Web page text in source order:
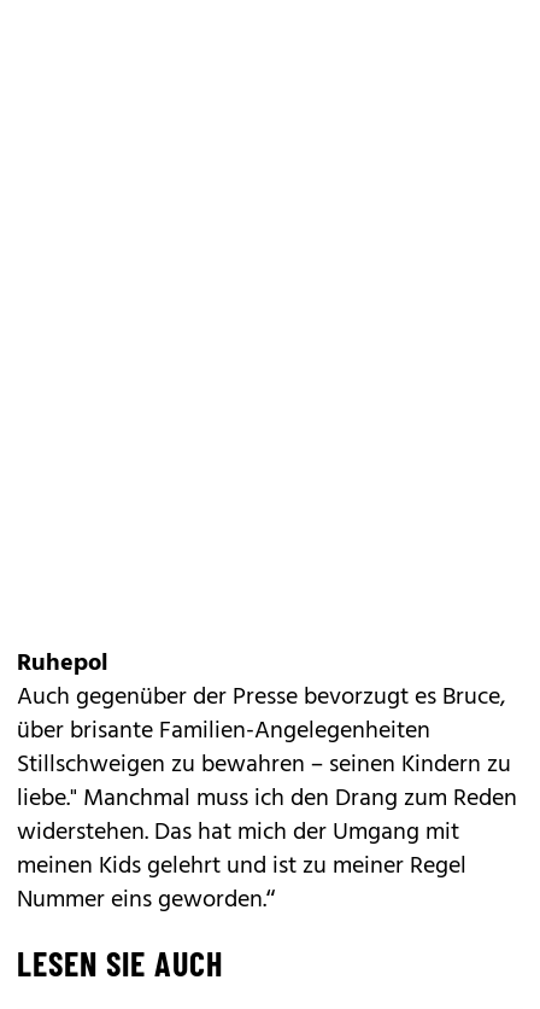
Ruhepol
Auch gegenüber der Presse bevorzugt es Bruce,
über brisante Familien-Angelegenheiten
Stillschweigen zu bewahren – seinen Kindern zu
liebe." Manchmal muss ich den Drang zum Reden
widerstehen. Das hat mich der Umgang mit
meinen Kids gelehrt und ist zu meiner Regel
Nummer eins geworden.“
LESEN SIE AUCH